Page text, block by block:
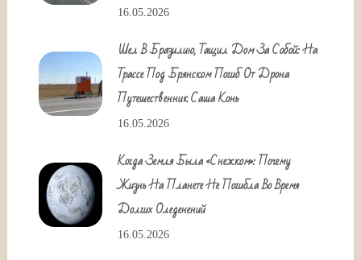
16.05.2026
Шел В Бразилию, Тащил Дом За Собой: На
Трассе Под Брянском Погиб От Дрона
Путешественник Саша Конь
16.05.2026
Когда Земля Была «снежком»: Почему
Жизнь На Планете Не Погибла Во Время
Долгих Оледенений
16.05.2026